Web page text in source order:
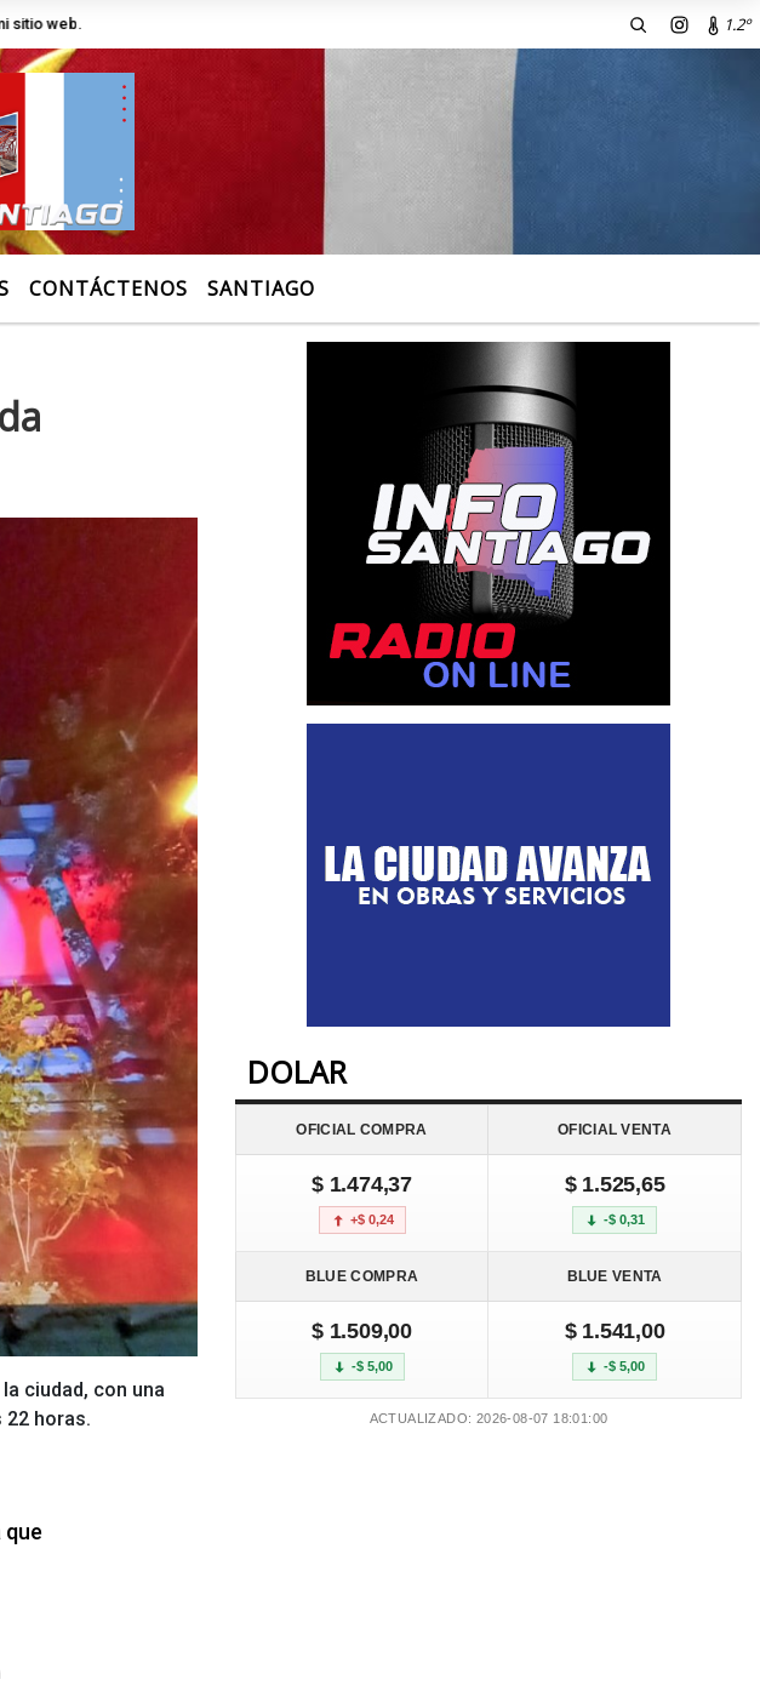
Te invito a recorrer las secciones. 1.2º
CONTÁCTENOS SANTIAGO
ciudad, con una
22 horas.
DOLAR
OFICIAL COMPRA OFICIAL VENTA
$ 1.474,37
+$ 0,24
$ 1.525,65
-$ 0,31
BLUE COMPRA BLUE VENTA
$ 1.509,00
-$ 5,00
$ 1.541,00
-$ 5,00
ACTUALIZADO: 2026-08-07 18:01:00